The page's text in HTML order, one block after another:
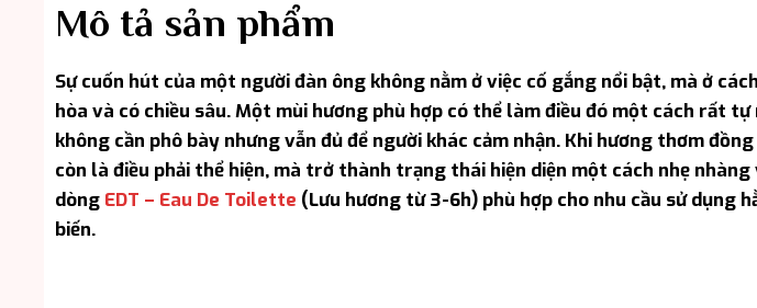
Mô tả sản phẩm
Sự cuốn hút của một người đàn ông không nằm ở việc cố gắng nổi bật, mà ở
hòa và có chiều sâu. Một mùi hương phù hợp có thể làm điều đó một cách rất
không cần phô bày nhưng vẫn đủ để người khác cảm nhận. Khi hương thơm
còn là điều phải thể hiện, mà trở thành trạng thái hiện diện một cách nhẹ
dòng EDT – Eau De Toilette (Lưu hương từ 3-6h) phù hợp cho nhu cầu sử dụng
biến.